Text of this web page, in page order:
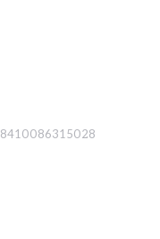
8410086315028